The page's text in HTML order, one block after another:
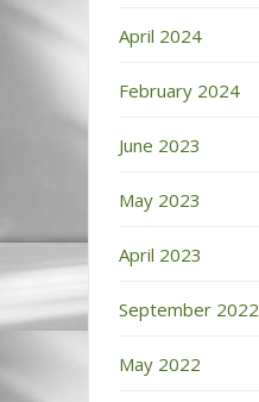
April 2024
February 2024
June 2023
May 2023
April 2023
September 2022
May 2022